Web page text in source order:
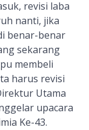
revisi laba
nanti, jika
benar-benar
sekarang
membeli
harus revisi
Utama
upacara
Ke-43.